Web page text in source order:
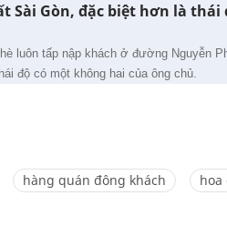
Sài Gòn, đặc biệt hơn là
luôn tấp nập khách ở đường Nguyễn
độ có một không hai của ông chủ.
hàng quán đông khách hoa